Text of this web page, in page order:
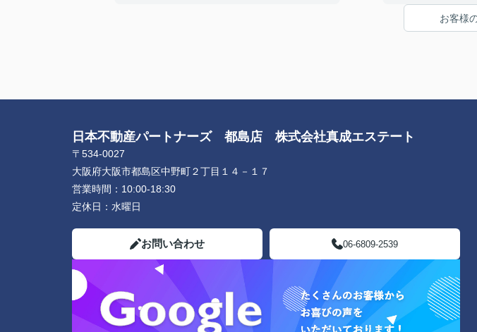
お客様
日本不動産パートナーズ 都島店 株式会社真成エステート
〒534-0027
大阪府大阪市都島区中野町２丁目１４－１７
営業時間： 10:00-18:30
定休日： 水曜日
お問い合わせ 06-6809-2539